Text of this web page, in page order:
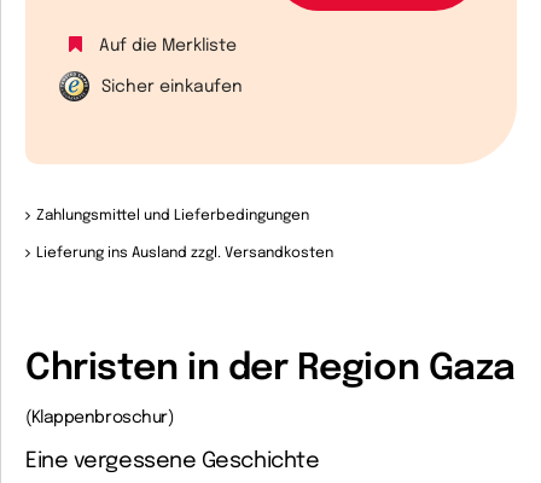
Auf die Merkliste
Sicher einkaufen
Zahlungsmittel und Lieferbedingungen
Lieferung ins Ausland zzgl. Versandkosten
Christen in der Region Gaza
(Klappenbroschur)
Eine vergessene Geschichte